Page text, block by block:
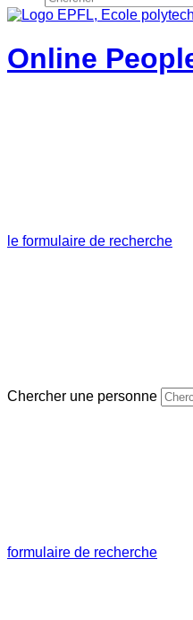
Online
le formulaire de recherche
Chercher une personne
formulaire de recherche